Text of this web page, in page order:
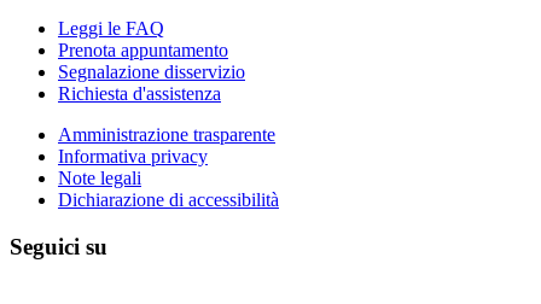
Leggi le FAQ
Prenota appuntamento
Segnalazione disservizio
Richiesta d'assistenza
Amministrazione trasparente
Informativa privacy
Note legali
Dichiarazione di accessibilità
Seguici su